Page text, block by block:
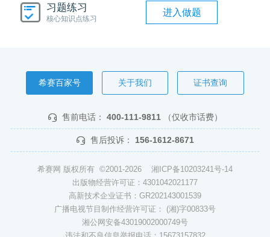
习题练习
核心知识点练习
进入做题
希赛百家号 关于我们 证书查询
售前电话： 400-111-9811 （仅收市话费）
售后投诉： 156-1612-8671
希赛网 版权所有 ©2001-2026 湘ICP备10203241号-14
出版物经营许可证：4301042021177
高新技术企业证书：GR202143001539
广播电视节目制作经营许可证： (湘)字00833号
湘公网安备43019002000749号